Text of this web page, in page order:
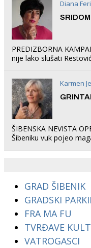
Diana
PREDIZBORNA
nije lako slušati
Karmen
ŠIBENSKA NEVISTA
Šibeniku vuk pojeo
GRAD ŠIBENIK
GRADSKI
FRA MA FU
TVRĐAVE
VATROGASCI